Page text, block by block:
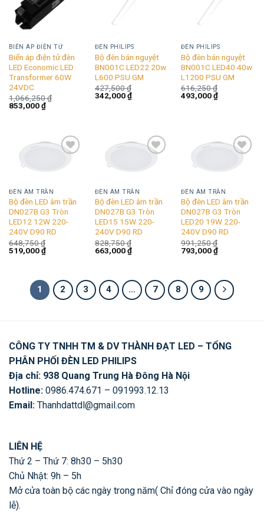
BIẾN ÁP ĐIỆN TỬ
Biến áp điện tử đèn
LED Economic LED
Transformer 60W
24VDC
1,066,250₫
Giá
853,000₫Giá
hiện
853,000 ₫.
ĐÈN PHILIPS
Bộ đèn bán nguyệt
BN001C LED22 20w
L600 PSU GM
427,500₫
Giá
342,000₫Giá
hiện
ĐÈN PHILIPS
Bộ đèn bán nguyệt
BN001C LED40 40w
L1200 PSU GM
616,250₫
Giá
493,000₫Giá
hiện
wishlist
ĐÈN ÂM TRẦN
Bộ đèn LED âm trần
DN027B G3 Tròn
LED12 12W 220-
240V D90 RD
648,750₫
Giá
519,000₫Giá
hiện
519,000 ₫.
wishlist
ĐÈN ÂM TRẦN
Bộ đèn LED âm trần
DN027B G3 Tròn
LED15 15W 220-
240V D90 RD
828,750₫
Giá
663,000₫Giá
hiện
663,000 ₫.
wishlist
ĐÈN ÂM TRẦN
Bộ đèn LED âm trần
DN027B G3 Tròn
LED20 19W 220-
240V D90 RD
991,250₫
Giá
793,000₫Giá
hiện
793,000 ₫.
1 2 3 4 … 7 8 9
CÔNG TY TNHH TM & DV THÀNH ĐẠT LED – TỔNG
PHÂN PHỐI ĐÈN LED PHILIPS
Địa chỉ: 938 Quang Trung Hà Đông Hà Nội
Hotline: 0986.474.671 – 091993.12.13
Email: Thanhdattdl@gmail.com
LIÊN HỆ
Thứ 2 – Thứ 7: 8h30 – 5h30
Chủ Nhật: 9h – 5h
Mở cửa toàn bộ các ngày trong năm( Chỉ đóng cửa vào ngày
lễ).